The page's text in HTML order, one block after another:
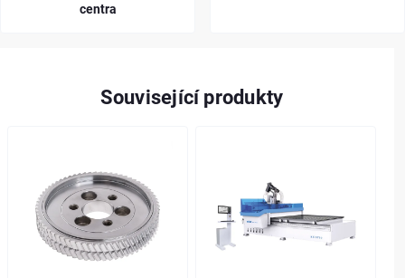
centra
Související produkty